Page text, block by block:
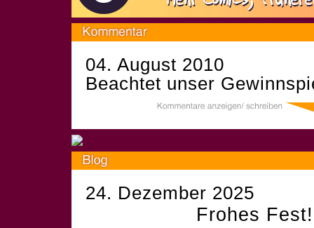
04. August 2010
Beachtet unser
24. Dezember 2025
Frohes Fest!